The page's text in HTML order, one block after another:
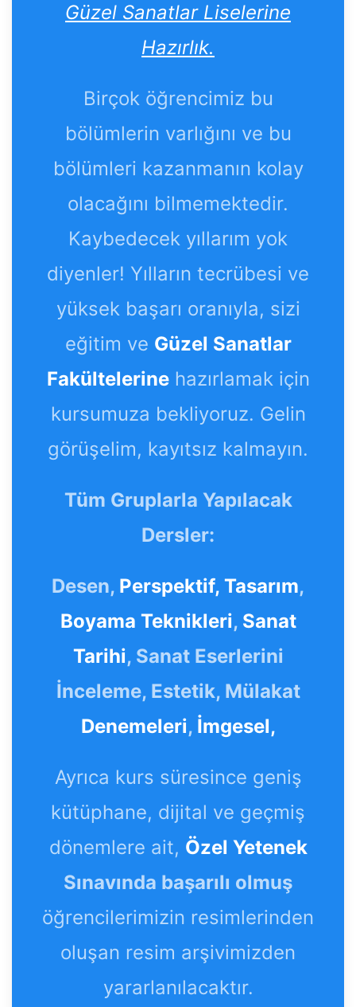
Güzel Sanatlar Liselerine
Hazırlık.
Birçok öğrencimiz bu
bölümlerin varlığını ve bu
bölümleri kazanmanın kolay
olacağını bilmemektedir.
Kaybedecek yıllarım yok
diyenler! Yılların tecrübesi ve
yüksek başarı oranıyla, sizi
eğitim ve Güzel Sanatlar
Fakültelerinehazırlamak için
kursumuza bekliyoruz. Gelin
görüşelim, kayıtsız kalmayın.
Tüm Gruplarla Yapılacak
Dersler:
Desen, Perspektif, Tasarım,
Boyama Teknikleri, Sanat
Tarihi, Sanat Eserlerini
İnceleme, Estetik, Mülakat
Denemeleri, İmgesel,
Ayrıca kurs süresince geniş
kütüphane, dijital ve geçmiş
dönemlere ait, Özel Yetenek
Sınavında başarılı olmuş
öğrencilerimizin resimlerinden
oluşan resim arşivimizden
yararlanılacaktır.